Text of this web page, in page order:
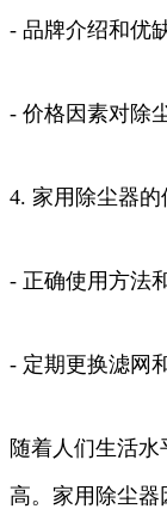
- 品牌介绍和优
- 价格因素对除
4. 家用除尘器
- 正确使用方法
- 定期更换滤网
随着人们生活
高。家用除尘器